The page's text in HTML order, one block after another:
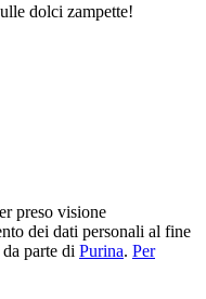
dolci zampette!
preso visione
dei dati personali al fine
parte di Purina. Per